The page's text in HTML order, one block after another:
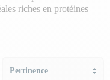
riches en protéines
, le